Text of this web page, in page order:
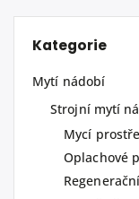
Kategorie
Mytí nádobí
Strojní mytí
Mycí
Oplachové